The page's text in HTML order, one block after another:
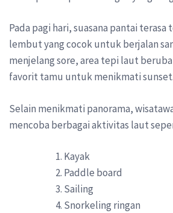
Pada pagi hari, suasana pantai terasa
lembut yang cocok untuk berjalan
menjelang sore, area tepi laut
favorit tamu untuk menikmati sunset.
Selain menikmati panorama,
mencoba berbagai aktivitas laut
Kayak
Paddle board
Sailing
Snorkeling ringan